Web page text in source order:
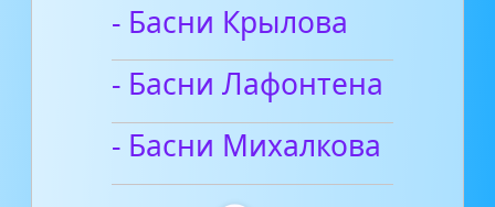
- Басни Крылова
- Басни Лафонтена
- Басни Михалкова